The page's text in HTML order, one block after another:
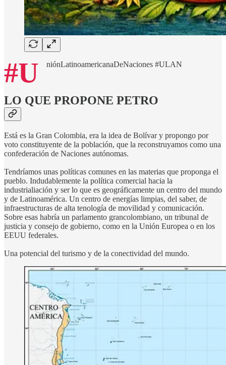
#U niónLatinoamericanaDeNaciones #ULAN
LO QUE PROPONE PETRO
Está es la Gran Colombia, era la idea de Bolívar y propongo por
voto constituyente de la población, que la reconstruyamos como una
confederación de Naciones autónomas.
Tendríamos unas políticas comunes en las materias que proponga el
pueblo. Indudablemente la política comercial hacia la
industrialiación y ser lo que es geográficamente un centro del mundo
y de Latinoamérica. Un centro de energías limpias, del saber, de
infraestructuras de alta tenología de movilidad y comunicación.
Sobre esas habría un parlamento grancolombiano, un tribunal de
justicia y consejo de gobierno, como en la Unión Europea o en los
EEUU federales.
Una potencial del turismo y de la conectividad del mundo.